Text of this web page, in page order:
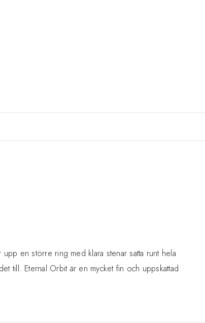
en större ring med klara stenar satta runt hela
till. Eternal Orbit är en mycket fin och uppskattad